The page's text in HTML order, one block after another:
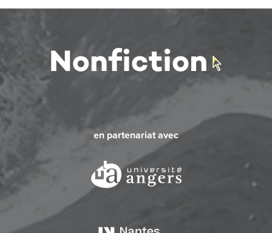
en partenariat avec